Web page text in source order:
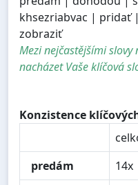
khsezriabvac | pridať
zobraziť
Mezi nejčastějšími slovy
nacházet Vaše klíčová
Konzistence
predám
14x